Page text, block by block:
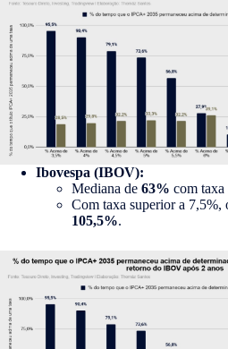
Ibovespa (IBOV):
Mediana de 63% com taxa
Com taxa superior a 7,5%,
105,5%.